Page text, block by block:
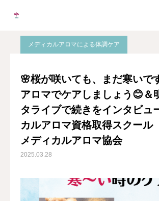
メディカルアロマによる体調ケア
🌸桜が咲いても、まだ寒いで
アロマでケアしましょう😊＆
タライブで続きをインタビ
カルアロマ資格取得スクー
メディカルアロマ協会
2025.03.28
Instagram
無料個別相談
当校について
メディカルアロマとは